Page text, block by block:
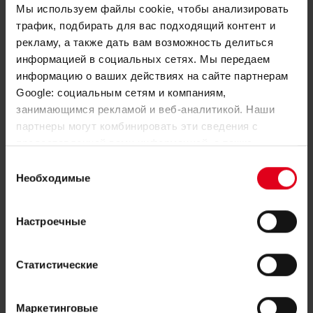
Мы используем файлы cookie, чтобы анализировать
трафик, подбирать для вас подходящий контент и
рекламу, а также дать вам возможность делиться
информацией в социальных сетях. Мы передаем
информацию о ваших действиях на сайте партнерам
Google: социальным сетям и компаниям,
занимающимся рекламой и веб-аналитикой. Наши
партнеры могут комбинировать эти сведения с
предоставленной вами информацией, а также
вами их сервисов.
согласия
Необходимые
Настроечные
Статистические
Маркетинговые
промежуточным слоем, а сама труба стала
пятислойной. Такое решение позволяет
защитить антикислородный барьер от
внешних механических воздействий, облегчая
монтаж, хранение и погрузочно-разгрузочные
операции.
В рамках усовершенствований, связанных с
Giacomini запускает производство новой
Особенность трубы в том, что